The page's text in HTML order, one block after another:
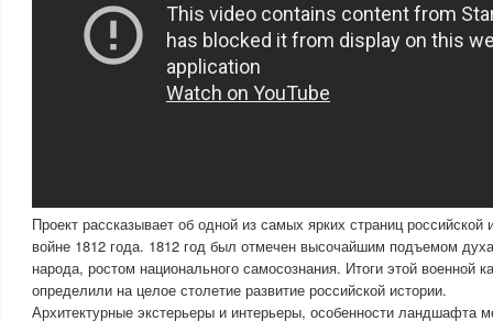
Проект рассказывает об одной из самых ярких страниц российской
войне 1812 года. 1812 год был отмечен высочайшим подъемом
народа, ростом национального самосознания. Итоги этой военной
определили на целое столетие развитие российской истории.
Архитектурные экстерьеры и интерьеры, особенности ландшафта